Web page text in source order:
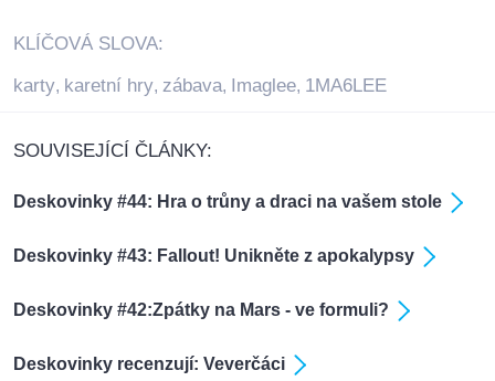
KLÍČOVÁ SLOVA:
karty, karetní hry, zábava, Imaglee, 1MA6LEE
SOUVISEJÍCÍ ČLÁNKY:
Deskovinky #44: Hra o trůny a draci na vašem stole
Deskovinky #43: Fallout! Unikněte z apokalypsy
Deskovinky #42:Zpátky na Mars - ve formuli?
Deskovinky recenzují: Veverčáci